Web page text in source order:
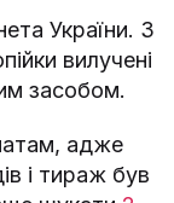
України. З
вилучені
засобом.
адже
і тираж був